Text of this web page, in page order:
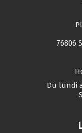
76806
Du lundi